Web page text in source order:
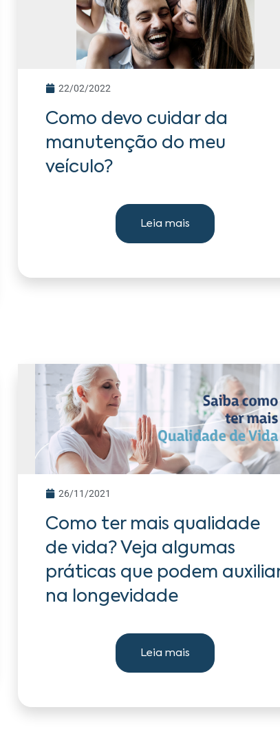
22/02/2022
Como devo cuidar da
manutenção do meu
veículo?
Leia mais
26/11/2021
Como ter mais qualidade
de vida? Veja algumas
práticas que podem
na longevidade
Leia mais